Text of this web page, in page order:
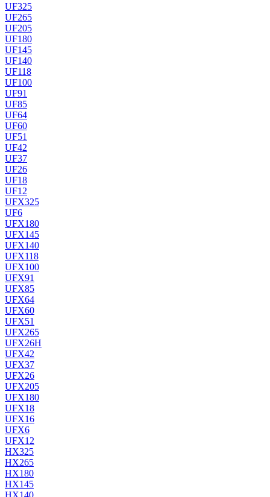
UF325
UF265
UF205
UF180
UF145
UF140
UF118
UF100
UF91
UF85
UF64
UF60
UF51
UF42
UF37
UF26
UF18
UF12
UFX325
UF6
UFX180
UFX145
UFX140
UFX118
UFX100
UFX91
UFX85
UFX64
UFX60
UFX51
UFX265
UFX26H
UFX42
UFX37
UFX26
UFX205
UFX180
UFX18
UFX16
UFX6
UFX12
HX325
HX265
HX180
HX145
HX140